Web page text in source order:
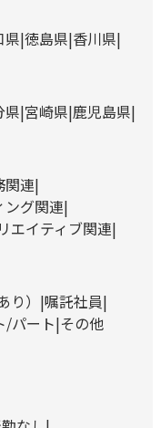
県 徳島県 香川県
県 宮崎県 鹿児島県
関連
ング関連
エイティブ関連
）
嘱託社員
/パート その他